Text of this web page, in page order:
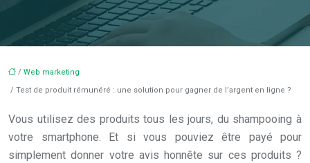
/ Web marketing
/ Test de produit rémunéré : une solution pour gagner de l’argent en ligne ?
Vous utilisez des produits tous les jours, du shampooing à
votre smartphone. Et si vous pouviez être payé pour
simplement donner votre avis honnête sur ces produits ?